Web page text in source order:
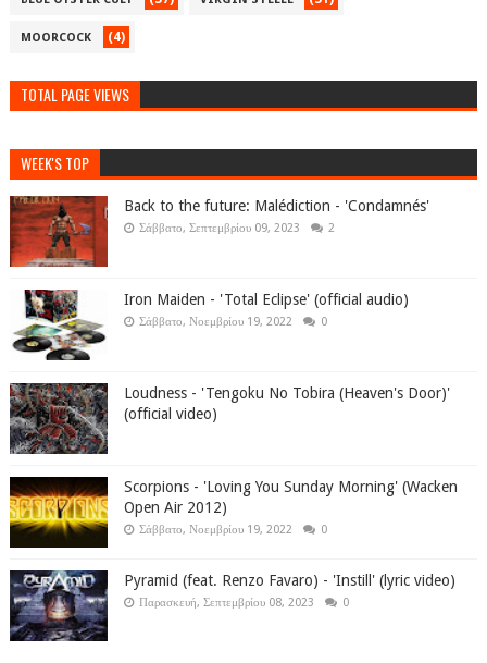
MOORCOCK (4)
TOTAL PAGE VIEWS
WEEK'S TOP
Back to the future: Malédiction - 'Condamnés'
Σάββατο, Σεπτεμβρίου 09, 2023 2
Iron Maiden - 'Total Eclipse' (official audio)
Σάββατο, Νοεμβρίου 19, 2022 0
Loudness - 'Tengoku No Tobira (Heaven's Door)'
(official video)
Scorpions - 'Loving You Sunday Morning' (Wacken
Open Air 2012)
Σάββατο, Νοεμβρίου 19, 2022 0
Pyramid (feat. Renzo Favaro) - 'Instill' (lyric video)
Παρασκευή, Σεπτεμβρίου 08, 2023 0